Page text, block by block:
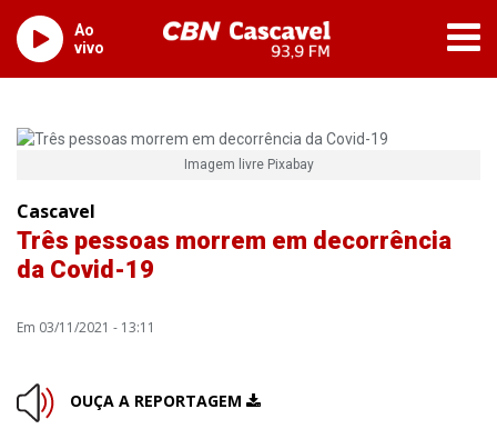
Ao
vivo
Imagem livre Pixabay
Cascavel
Três pessoas morrem em decorrência
da Covid-19
Em 03/11/2021 - 13:11
OUÇA A REPORTAGEM